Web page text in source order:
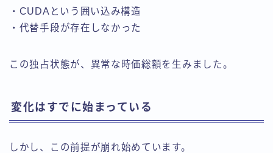
・CUDAという囲い込み構造
・代替手段が存在しなかった
この独占状態が、異常な時価総額を生みました。
変化はすでに始まっている
しかし、この前提が崩れ始めています。